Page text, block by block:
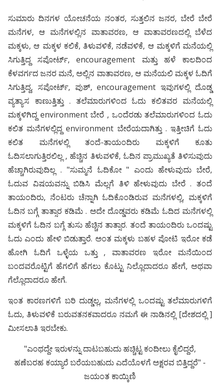
ಸುಮಾರು ದಿನಗಳ ಯೋಚನೆಯ ನಂತರ, ಸುತ್ತಲಿನ ಜನರ, ಬೇರೆ ಬೇರೆ
ಮನೆಗಳ, ಆ ಮನೆಗಳಲ್ಲಿನ ವಾತಾವರಣ, ಆ ವಾತಾವರಣದಲ್ಲಿ ಬೆಳೆದ
ಮಕ್ಕಳು, ಆ ಮಕ್ಕಳ ಕಲಿಕೆ, ತಿಳುವಳಿಕೆ, ನಡೆವಳಿಕೆ, ಆ ಮಕ್ಕಳಿಗೆ ಮನೆಯಲ್ಲಿ
ಸಿಗುತ್ತಿದ್ದ ಸಪೋರ್ಟ್, encouragement ಮತ್ತು ಹಳೆ ಕಾಲದಿಂದ
ಕೆಳವರ್ಗದ ಜನರ ಮನೆ, ಅಲ್ಲಿನ ವಾತಾವರಣ, ಆ ಮನೆಯಲಿ ಮಕ್ಕಳ ಓದಿಗೆ
ಸಿಗುತ್ತಿದ್ದ, ಸಪೋರ್ಟ್, ಪುಶ್, encouragement ಇವುಗಳಲ್ಲಿ ದೊಡ್ಡ
ವ್ಯತ್ಯಾಸ ಕಾಣುತ್ತಿತ್ತು . ತಲೆಮಾರುಗಳಿಂದ ಓದು ಕಲಿತವರ ಮನೆಯಲ್ಲಿ
ಮಕ್ಕಳಿಗಿದ್ದ environment ಬೇರೆ , ಒಂದೆರಡು ತಲೆಮಾರುಗಳಿಂದ ಓದು
ಕಲಿತ ಮನೆಗಳಲ್ಲಿದ್ದ environment ಬೇರೆಯದಾಗಿತ್ತು . ಇತ್ತೀಚಿಗೆ ಓದು
ಕಲಿತ ಮನೆಗಳಲ್ಲಿ ತಂದೆ-ತಾಯಂದಿರು ಮಕ್ಕಳಿಗೆ ಕೂತು
ಓದಿಸಲಾಗುತ್ತಿರಲಿಲ್ಲ , ಹೆಚ್ಚಿನ ತಿಳುವಳಿಕೆ, ಓದಿನ ಪ್ರಾಮುಖ್ಯತೆ ತಿಳಿಸುವುದು
ಹೆಚ್ಚಾಗಿರುವುದಿಲ್ಲ . "ಸುಮ್ಮನೆ ಓದಿಕೋ " ಎಂದು ಹೇಳುವುದು ಬೇರೆ,
ಓದುವ ವಿಷಯವನ್ನು ಬಿಡಿಸಿ ಮೆಲ್ಲಗೆ ತಿಳಿ ಹೇಳುವುದು ಬೇರೆ . ತಂದೆ
ತಾಯಂದಿರು, ನೆಂಟರು ಚೆನ್ನಾಗಿ ಓದಿಕೊಂಡಿರುವ ಮನೆಗಳಲ್ಲಿ, ಮಕ್ಕಳಿಗೆ
ಓದಿನ ಬಗ್ಗೆ ತಾತ್ಸಾರ ಕಡಿಮೆ . ಅದೇ ದೊಡ್ಡವರು ಕಡಿಮೆ ಓದಿದ ಮನೆಗಳಲ್ಲಿ
ಮಕ್ಕಳಿಗೆ ಓದಿನ ಬಗ್ಗೆ ತುಸು ಹೆಚ್ಚಿನ ತಾತ್ಸಾರ. ತಂದೆ ತಾಯಂದಿರು ಒಂದಷ್ಟು
ಓದು ಎಂದು ಹೇಳಿ ಬಿಡುತ್ತಾರೆ. ಅಂತ ಮಕ್ಕಳು ಬಹಳ ಪೋಟಿ ಇರೋ ಕಡೆ
ಹೋಗಿ ಓದಿಗೆ ಒಳ್ಳೆಯ ಒತ್ತು , ವಾತಾವರಣ ಇರೋ ಮನೆಯಿಂದ
ಬಂದವರೊಟ್ಟಿಗೆ ಹೆಗಲಿಗೆ ಹೆಗಲು ಕೊಟ್ಟು ನಿಲ್ಲೊದಾದರೂ ಹೇಗೆ, ಅಥವಾ
ಗೆಲ್ಲೊದಾದರೂ ಹೇಗೆ.
ಇಂತ ಕಾರಣಗಳಿಗೆ ಬರಿ ದುಡ್ಡಲ್ಲ, ಮನೆಗಳಲ್ಲಿ ಒಂದಷ್ಟು ತಲೆಮಾರುಗಳಿಗೆ
ಓದು, ತಿಳುವಳಿಕೆ ಬರುವತನಕವಾದರೂ ನಮಗೆ ಈ ನಾಡಿನಲ್ಲಿ [ದೇಶದಲ್ಲಿ ]
ಮೀಸಲಾತಿ ಇರಬೇಕು.
"ಎಂಥದ್ದೇ ಇರುಳನ್ನು ದಾಟಬಹುದು ಹಚ್ಚಿಟ್ಟ ಕಂದೀಲು ಕೈಲಿದ್ದರೆ,
ಹಣೆಬರಹ ಕಯ್ಯಾರೆ ಬರೆಯಬಹುದು ಎದೆಯೊಳಗೆ ಅಕ್ಷರವ ಬಿತ್ತಿದ್ದರೆ" -
ಜಯಂತ ಕಾಯ್ಕಿಣಿ